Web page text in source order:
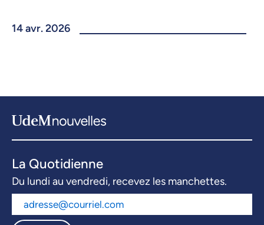
14 avr. 2026
La Quotidienne
Du lundi au vendredi, recevez les manchettes.